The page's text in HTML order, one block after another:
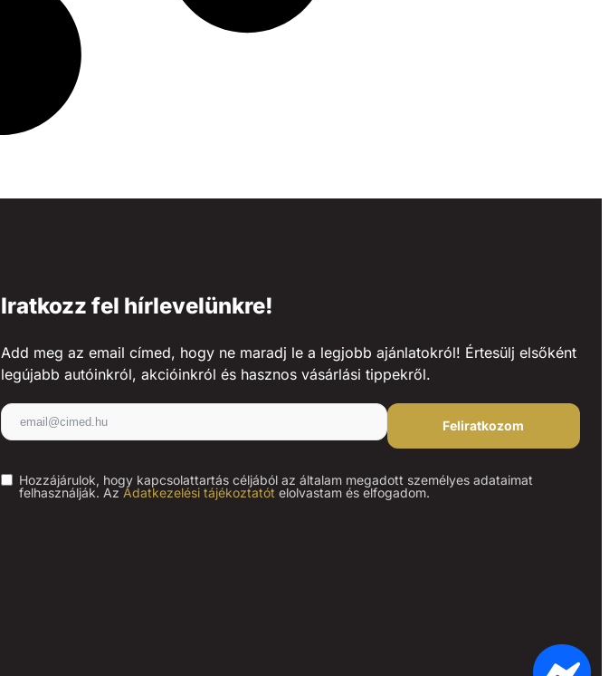
Iratkozz fel hírlevelünkre!
Add meg az email címed, hogy ne maradj le a legjobb ajánlatokról! Értesülj elsőként
legújabb autóinkról, akcióinkról és hasznos vásárlási tippekről.
Feliratkozom
Hozzájárulok, hogy kapcsolattartás céljából az általam megadott személyes adataimat
felhasználják. Az Adatkezelési tájékoztatót elolvastam és elfogadom.